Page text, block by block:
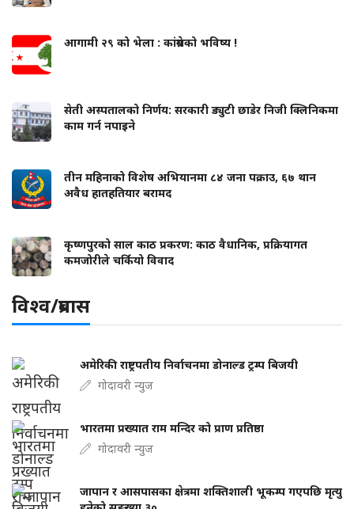
आगामी २९ को भेला : कांग्रेसको भविष्य !
सेती अस्पतालको निर्णय: सरकारी ड्युटी छाडेर निजी क्लिनिकमा
काम गर्न नपाइने
तीन महिनाको विशेष अभियानमा ८४ जना पक्राउ, ६७ थान
अवैध हातहतियार बरामद
कृष्णपुरको साल काठ प्रकरण: काठ वैधानिक, प्रक्रियागत
कमजोरीले चर्कियो विवाद
विश्व/प्रबास
अमेरिकी राष्ट्रपतीय निर्वाचनमा डोनाल्ड ट्रम्प बिजयी
गोदावरी न्युज
भारतमा प्रख्यात राम मन्दिर को प्राण प्रतिष्ठा
गोदावरी न्युज
जापान र आसपासका क्षेत्रमा शक्तिशाली भूकम्प गएपछि मृत्यु